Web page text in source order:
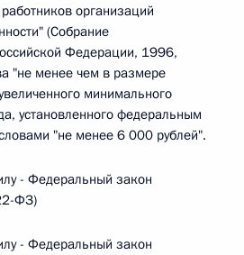
организаций
(Собрание
Федерации, 1996,
"не менее чем в размере
минимального
установленного федеральным
"не менее 6 000 рублей".
- Федеральный закон
ФЗ)
- Федеральный закон